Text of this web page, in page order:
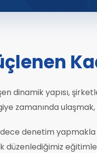
dinamik yapısı,
zamanında
denetim yapmakla
düzenlediğimiz